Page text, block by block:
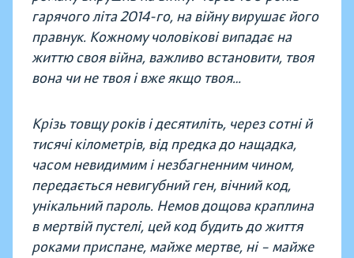
гарячого літа 2014-го, на війну вирушає його
правнук. Кожному чоловікові випадає на
життю своя війна, важливо встановити, твоя
вона чи не твоя і вже якщо твоя…
Крізь товщу років і десятиліть, через сотні й
тисячі кілометрів, від предка до нащадка,
часом невидимим і незбагненним чином,
передається невигубний ген, вічний код,
унікальний пароль. Немов дощова краплина
в мертвій пустелі, цей код будить до життя
роками приспане, майже мертве, ні – майже